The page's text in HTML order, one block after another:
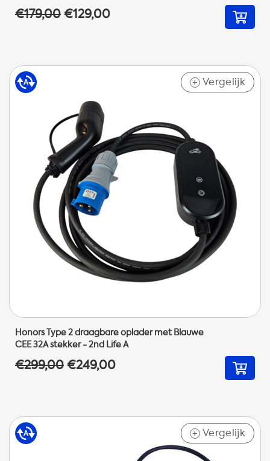
€179,00€129,00
+ Vergelijk
Honors Type 2 draagbare oplader met Blauwe
CEE 32A stekker - 2nd Life A
€299,00€249,00
+ Vergelijk